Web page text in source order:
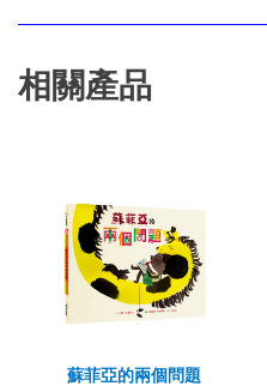
相關產品
蘇菲亞的兩個問題